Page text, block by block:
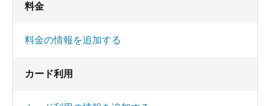
料金
料金の情報を追加する
カード利用